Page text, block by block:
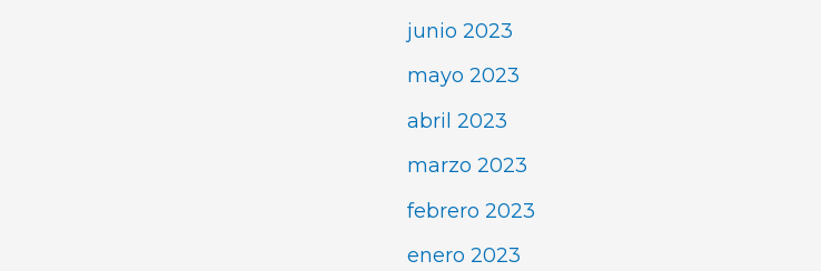
junio 2023
mayo 2023
abril 2023
marzo 2023
febrero 2023
enero 2023